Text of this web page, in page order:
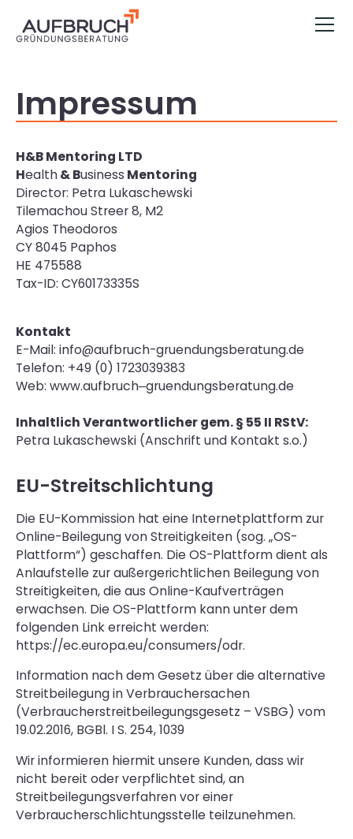
Impressum
H&B Mentoring LTD
Health& Business Mentoring
Director: Petra Lukaschewski
Tilemachou Streer 8, M2
Agios Theodoros
CY 8045 Paphos
HE 475588
Tax-ID: CY60173335S
Kontakt
E-Mail: info@aufbruch-gruendungsberatung.de
Telefon: +49 (0) 1723039383
Web: www.aufbruch‒gruendungsberatung.de
Inhaltlich Verantwortlicher gem. § 55 II RStV:
Petra Lukaschewski (Anschrift und Kontakt s.o.)
EU-Streitschlichtung
Die EU-Kommission hat eine Internetplattform zur
Online-Beilegung von Streitigkeiten (sog. „OS-
Plattform“) geschaffen. Die OS-Plattform dient als
Anlaufstelle zur außergerichtlichen Beilegung von
Streitigkeiten, die aus Online-Kaufverträgen
erwachsen. Die OS-Plattform kann unter dem
folgenden Link erreicht werden:
https://ec.europa.eu/consumers/odr.
Information nach dem Gesetz über die alternative
Streitbeilegung in Verbrauchersachen
(Verbraucherstreitbeilegungsgesetz – VSBG) vom
19.02.2016, BGBl. I S. 254, 1039
Wir informieren hiermit unsere Kunden, dass wir
nicht bereit oder verpflichtet sind, an
Streitbeilegungsverfahren vor einer
Verbraucherschlichtungsstelle teilzunehmen.